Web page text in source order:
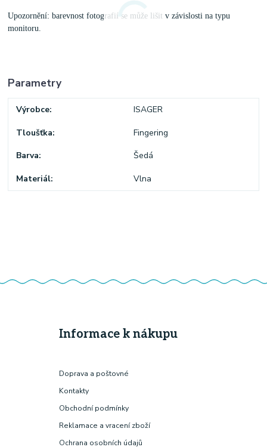
Upozornění: barevnost fotografií se může lišit v závislosti na typu
monitoru.
Parametry
Výrobce ISAGER
Tloušťka Fingering
Barva Šedá
Materiál Vlna
Informace k nákupu
Doprava a poštovné
Kontakty
Obchodní podmínky
Reklamace a vracení zboží
Ochrana osobních údajů